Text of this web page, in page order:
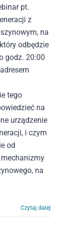
pt.
z
na
odbędzie
godz. 20:00
tego
na
urządzenie
i czym
od
na
Czytaj dalej